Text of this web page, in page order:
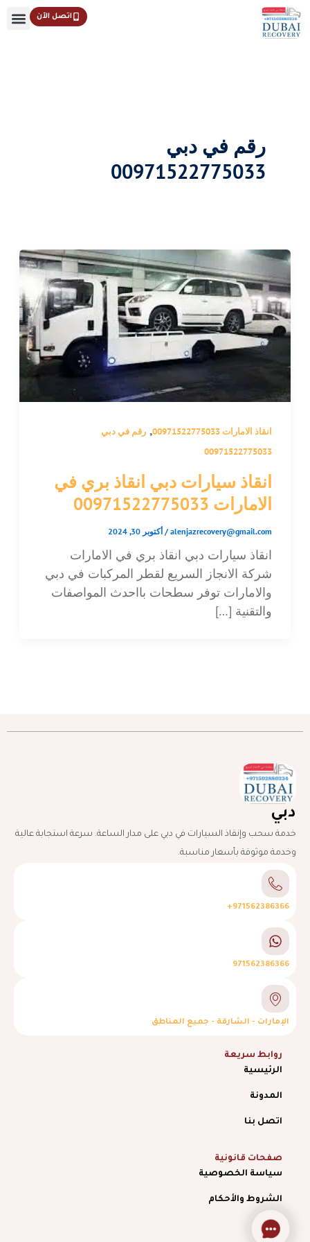
تخطي
إلى
اتصل الآن
رقم في دبي
00971522775033
انقاذ الامارات 00971522775033 , رقم في دبي
00971522775033
انقاذ سيارات دبي انقاذ بري في
الامارات 00971522775033
alenjazrecovery@gmail.com
/ أكتوبر 30, 2024
انقاذ سيارات دبي انقاذ بري في الامارات
شركة الانجاز السريع لقطر المركبات في دبي
والامارات توفر سطحات بااحدث المواصفات
والتقنية […]
دبي
خدمة سحب وإنقاذ السيارات في دبي على مدار الساعة. سرعة استجابة عالية
وخدمة موثوقة بأسعار مناسبة.
971562386366+
971562386366
الإمارات - الشارقة - جميع المناطق
روابط سريعة
الرئيسية
المدونة
اتصل بنا
صفحات قانونية
سياسة الخصوصية
الشروط والأحكام
Contact